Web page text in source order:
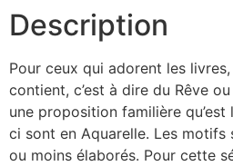
Description
Pour ceux qui adorent les livres,
contient, c’est à dire du Rêve
une proposition familière
ci sont en Aquarelle. Les
ou moins élaborés. Pour cette